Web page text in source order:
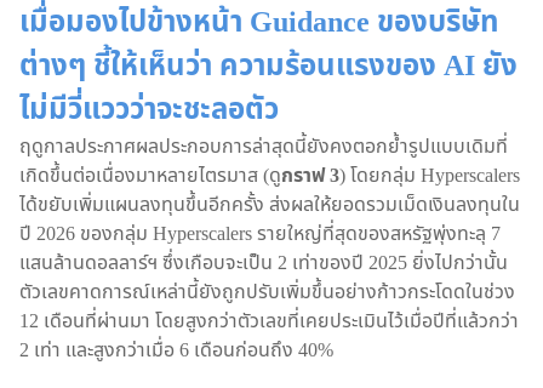
เมื่อมองไปข้างหน้า Guidance ของบริษัท
ต่างๆ ชี้ให้เห็นว่า ความร้อนแรงของ AI ยัง
ไม่มีวี่แววว่าจะชะลอตัว
ฤดูกาลประกาศผลประกอบการล่าสุดนี้ยังคงตอกย้ำรูปแบบเดิมที่
เกิดขึ้นต่อเนื่องมาหลายไตรมาส (ดูกราฟ 3) โดยกลุ่ม Hyperscalers
ได้ขยับเพิ่มแผนลงทุนขึ้นอีกครั้ง ส่งผลให้ยอดรวมเม็ดเงินลงทุนใน
ปี 2026 ของกลุ่ม Hyperscalers รายใหญ่ที่สุดของสหรัฐพุ่งทะลุ 7
แสนล้านดอลลาร์ฯ ซึ่งเกือบจะเป็น 2 เท่าของปี 2025 ยิ่งไปกว่านั้น
ตัวเลขคาดการณ์เหล่านี้ยังถูกปรับเพิ่มขึ้นอย่างก้าวกระโดดในช่วง
12 เดือนที่ผ่านมา โดยสูงกว่าตัวเลขที่เคยประเมินไว้เมื่อปีที่แล้วกว่า
2 เท่า และสูงกว่าเมื่อ 6 เดือนก่อนถึง 40%